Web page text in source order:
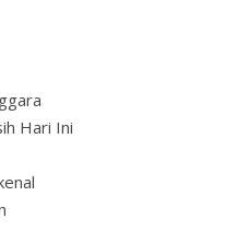
Hari Ini